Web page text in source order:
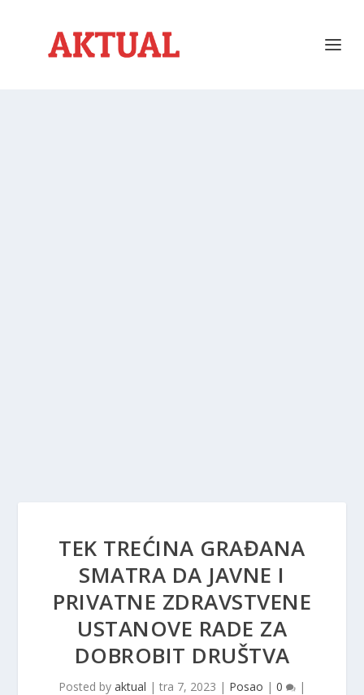
TEK TREĆINA GRAĐANA
SMATRA DA JAVNE I
PRIVATNE ZDRAVSTVENE
USTANOVE RADE ZA
DOBROBIT DRUŠTVA
Posted by aktual | tra 7, 2023 | Posao | 0 |